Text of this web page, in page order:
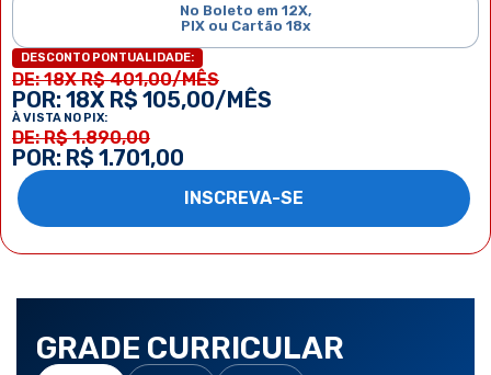
No Boleto em 12X,
PIX ou Cartão 18x
DESCONTO PONTUALIDADE:
DE: 18X R$ 401,00/MÊS
POR: 18X R$ 105,00/MÊS
À VISTA NO PIX:
DE: R$ 1.890,00
POR: R$ 1.701,00
INSCREVA-SE
GRADE CURRICULAR